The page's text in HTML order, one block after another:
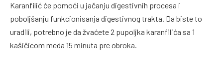
Karanfilić će pomoći u jačanju digestivnih procesa i
poboljšanju funkcionisanja digestivnog trakta. Da biste to
uradili, potrebno je da žvaćete 2 pupoljka karanfilića sa 1
kašičicom meda 15 minuta pre obroka.